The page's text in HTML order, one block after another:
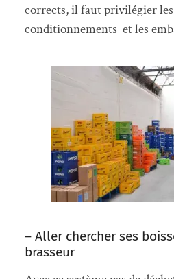
corrects, il faut privilégier
conditionnements et les
– Aller chercher ses
brasseur